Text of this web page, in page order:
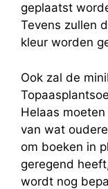
geplaatst
Tevens zullen
kleur worden
Ook zal de
Helaas
van wat
om boeken in
geregend
wordt nog